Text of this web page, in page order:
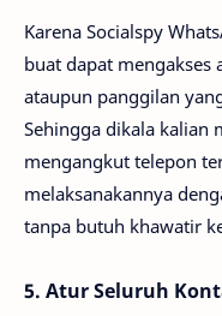
Karena Socialspy
buat dapat mengakses
ataupun panggilan
Sehingga dikala kalian
mengangkut telepon
melaksanakannya
tanpa butuh khawatir
5. Atur Seluruh